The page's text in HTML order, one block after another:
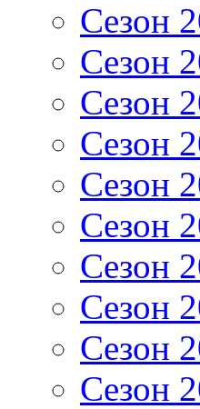
Сезон
Сезон
Сезон
Сезон
Сезон
Сезон
Сезон
Сезон
Сезон
Сезон